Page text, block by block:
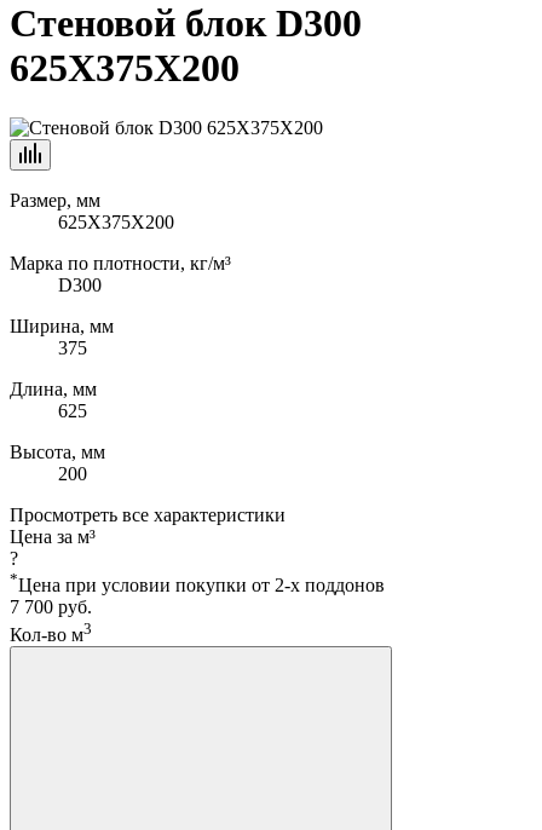
Стеновой блок D300
625Х375Х200
Размер, мм
625Х375Х200
Марка по плотности, кг/м³
D300
Ширина, мм
375
Длина, мм
625
Высота, мм
200
Просмотреть все характеристики
Цена за м³
?
*Цена при условии покупки от 2-х поддонов
7 700 руб.
Кол-во м3